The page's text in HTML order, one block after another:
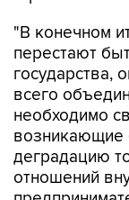
"В конечном
перестают
государства,
всего
необходимо
возникающие
деградацию
отношений